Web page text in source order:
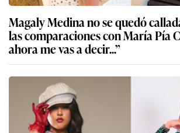
Magaly Medina no se quedó
las comparaciones con María Pía
ahora me vas a decir...”